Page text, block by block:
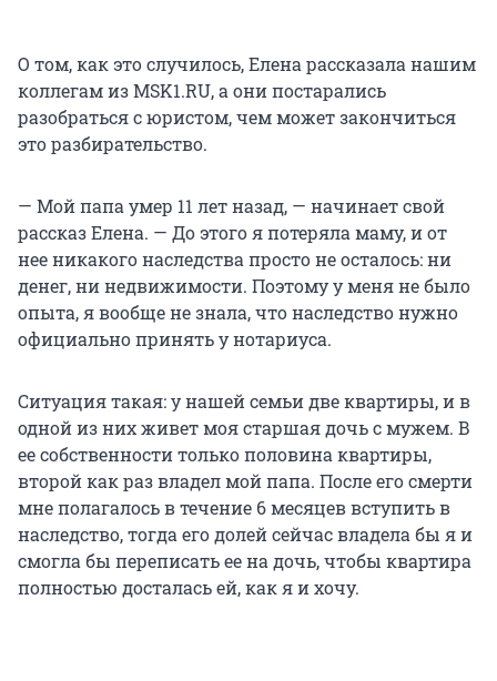
О том, как это случилось, Елена рассказала нашим
коллегам из MSK1.RU, а они постарались
разобраться с юристом, чем может закончиться
это разбирательство.
— Мой папа умер 11 лет назад, — начинает свой
рассказ Елена. — До этого я потеряла маму, и от
нее никакого наследства просто не осталось: ни
денег, ни недвижимости. Поэтому у меня не было
опыта, я вообще не знала, что наследство нужно
официально принять у нотариуса.
Ситуация такая: у нашей семьи две квартиры, и в
одной из них живет моя старшая дочь с мужем. В
ее собственности только половина квартиры,
второй как раз владел мой папа. После его смерти
мне полагалось в течение 6 месяцев вступить в
наследство, тогда его долей сейчас владела бы я и
смогла бы переписать ее на дочь, чтобы квартира
полностью досталась ей, как я и хочу.